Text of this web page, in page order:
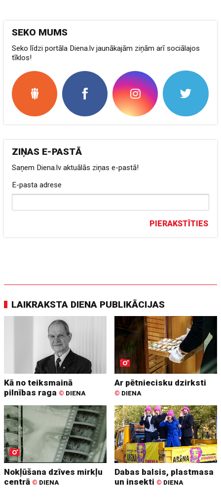
SEKO MUMS
Seko līdzi portāla Diena.lv jaunākajām ziņām arī sociālajos
tīklos!
ZIŅAS E-PASTĀ
Saņem Diena.lv aktuālās ziņas e-pastā!
E-pasta adrese
PIERAKSTĪTIES
LAIKRAKSTA DIENA PUBLIKĀCIJAS
Kā no teiksmainā
pilnības raga © DIENA
Ar pētniecisku dzirksti
© DIENA
Nokļūšana dzīves mirkļu
centrā © DIENA
Dabas balsis, plastmasa
un insekti © DIENA